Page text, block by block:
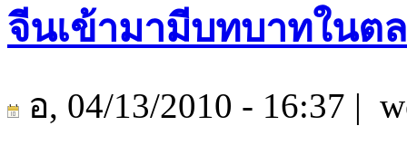
จีนเข้ามามีบทบาทในต
อ, 04/13/2010 - 16:37 |